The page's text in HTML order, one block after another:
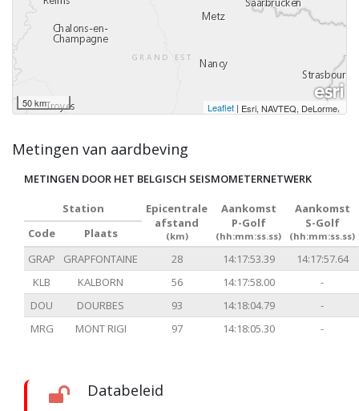
50 km Leaflet | Esri, NAVTEQ, DeLorme,
Metingen van aardbeving
METINGEN DOOR HET BELGISCH SEISMOMETERNETWERK
Station
Epicentrale
afstand
(km)
Aankomst
P-Golf
(hh:mm:ss.ss)
Aankomst
S-Golf
(hh:mm:ss.ss)
Code
Plaats
GRAP
GRAPFONTAINE 28 14:17:53.39
14:17:57.64
KLB
KALBORN 56 14:17:58.00
-
DOU
DOURBES 93 14:18:04.79
-
MRG
MONT RIGI 97 14:18:05.30 -
Databeleid